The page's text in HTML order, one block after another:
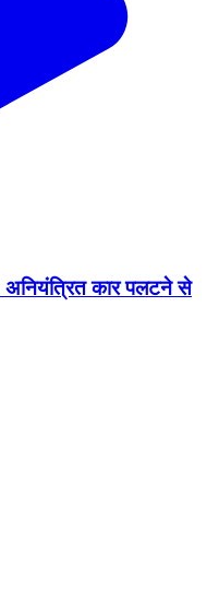
अनियंत्रित कार पलटने से